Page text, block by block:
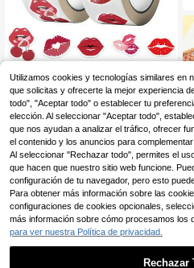
500 piezas/rollo Pegatinas de labios rojos vintage americanos, estampados de labios en degradado rojo rosa & rojo brillante, múltiples estilos de textura de labios dibujados a mano, adecuadas para collage de planificador de mujeres, decoración de teléfono & taza, embalaje de caja de regalo de maquillaje, embalaje de postres, pegatinas decorativas creativas
2,54€
Utilizamos cookies y tecnologías similares en
que solicitas y ofrecerte la mejor experiencia
todo", "Aceptar todo" o establecer tu
elección. Al seleccionar "Aceptar todo",
que nos ayudan a analizar el tráfico, ofrecer
el contenido y los anuncios para
Al seleccionar "Rechazar todo", permites el
que hacen que nuestro sitio web funcione.
configuración de tu navegador, pero esto
Para obtener más información sobre las
configuraciones de cookies opcionales,
más información sobre cómo procesamos los
para ver nuestra Política de privacidad.
Rechazar